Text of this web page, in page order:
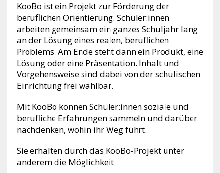
KooBo ist ein Projekt zur Förderung der
beruflichen Orientierung. Schüler:innen
arbeiten gemeinsam ein ganzes Schuljahr lang
an der Lösung eines realen, beruflichen
Problems. Am Ende steht dann ein Produkt, eine
Lösung oder eine Präsentation. Inhalt und
Vorgehensweise sind dabei von der schulischen
Einrichtung frei wählbar.
Mit KooBo können Schüler:innen soziale und
berufliche Erfahrungen sammeln und darüber
nachdenken, wohin ihr Weg führt.
Sie erhalten durch das KooBo-Projekt unter
anderem die Möglichkeit